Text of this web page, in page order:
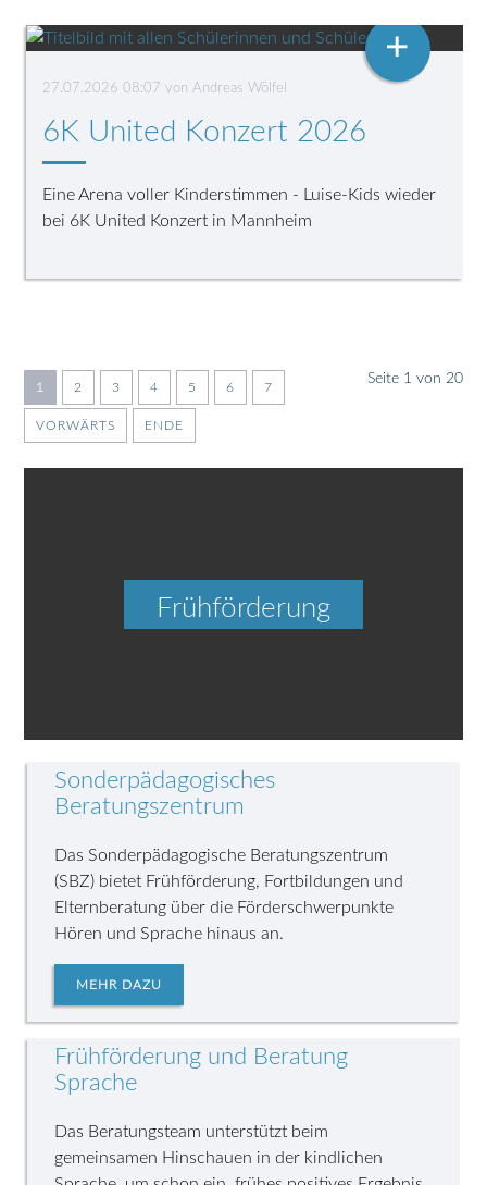
27.07.2026 08:07 von Andreas Wölfel
6K United Konzert 2026
Eine Arena voller Kinderstimmen - Luise-Kids wieder
bei 6K United Konzert in Mannheim
+
Seite 1 von 20
1 2 3 4 5 6 7
VORWÄRTS ENDE
Frühförderung
Sonderpädagogisches
Beratungszentrum
Das Sonderpädagogische Beratungszentrum
(SBZ) bietet Frühförderung, Fortbildungen und
Elternberatung über die Förderschwerpunkte
Hören und Sprache hinaus an.
MEHR DAZU
Frühförderung und Beratung
Sprache
Das Beratungsteam unterstützt beim
gemeinsamen Hinschauen in der kindlichen